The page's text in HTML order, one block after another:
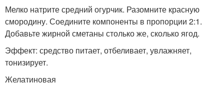
Мелко натрите средний огурчик. Разомните красную
смородину. Соедините компоненты в пропорции 2:1.
Добавьте жирной сметаны столько же, сколько ягод.
Эффект: средство питает, отбеливает, увлажняет,
тонизирует.
Желатиновая